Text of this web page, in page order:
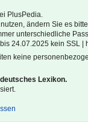
PlusPedia.
ändern Sie es
unterschiedliche
24.07.2025 kein SSL |
keine
Lexikon.